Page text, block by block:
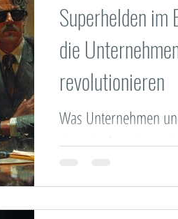
Superhelden im
die
revolutionieren
Was Unternehmen
Superkräften der